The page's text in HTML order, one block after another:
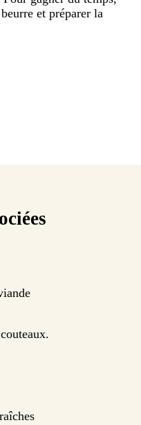
et préparer la